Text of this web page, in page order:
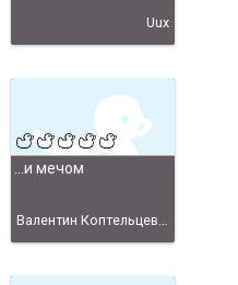
Uux
...и мечом
Валентин Коптельцев, 2010 год